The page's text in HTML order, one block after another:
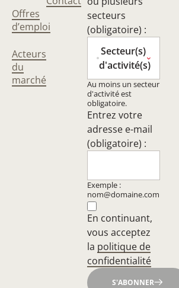
Offres
d’emploi
Acteurs
du
marché
secteurs
(obligatoire) :
Secteur(s)
d'activité(s)
Au moins un secteur
d'activité est
obligatoire.
Entrez votre
adresse e-mail
(obligatoire) :
Exemple :
nom@domaine.com
En continuant,
vous acceptez
la politique de
confidentialité
S'ABONNER